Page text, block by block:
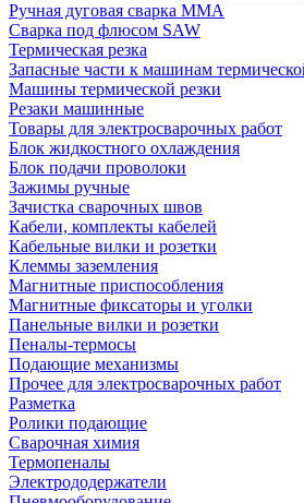
Ручная дуговая сварка MMA
Сварка под флюсом SAW
Термическая резка
Запасные части к машинам
Машины термической резки
Резаки машинные
Товары для электросварочных работ
Блок жидкостного охлаждения
Блок подачи проволоки
Зажимы ручные
Зачистка сварочных швов
Кабели, комплекты кабелей
Кабельные вилки и розетки
Клеммы заземления
Магнитные приспособления
Магнитные фиксаторы и уголки
Панельные вилки и розетки
Пеналы-термосы
Подающие механизмы
Прочее для электросварочных работ
Разметка
Ролики подающие
Сварочная химия
Термопеналы
Электрододержатели